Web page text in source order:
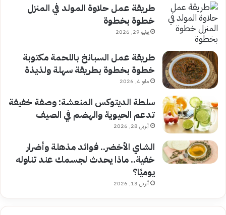
طريقة عمل حلاوة المولد في المنزل
خطوة بخطوة
يونيو 29, 2026
طريقة عمل السبانخ باللحمة مكتوبة
خطوة بخطوة بطريقة سهلة ولذيذة
مايو 4, 2026
سلطة الديتوكس المنعشة: وصفة خفيفة
تدعم الحيوية والهضم في الصيف
أبريل 28, 2026
الشاي الأخضر.. فوائد مذهلة وأضرار
خفية.. ماذا يحدث لجسمك عند تناوله
يوميًا؟
أبريل 13, 2026